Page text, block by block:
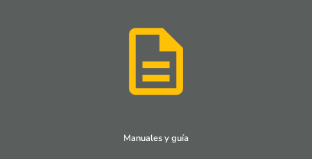
Manuales y guía